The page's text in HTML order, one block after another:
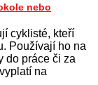
nebo
cyklisté, kteří
Používají ho na
do práce či za
na